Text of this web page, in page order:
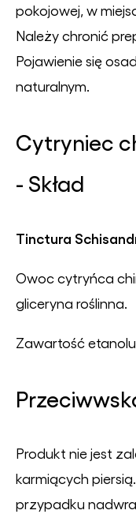
pokojowej, w
Należy chronić
Pojawienie się
naturalnym.
Cytryniec
- Skład
Tinctura
Owoc cytryńca
gliceryna roślinna.
Zawartość
Produkt nie jest
karmiących
przypadku